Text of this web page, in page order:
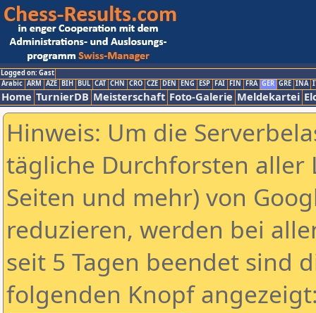
Logged on: Gast
Arabic ARM AZE BIH BUL CAT CHN CRO CZE DEN ENG ESP FAI FIN FRA GER GRE INA
Home TurnierDB Meisterschaft Foto-Galerie Meldekartei
Hinweis: Um die
tägliche Durchforsten aller
Seiten und mehr) von
reduzieren, werden bei
seit 5 Tagen beendet sind
folgenden Knopf